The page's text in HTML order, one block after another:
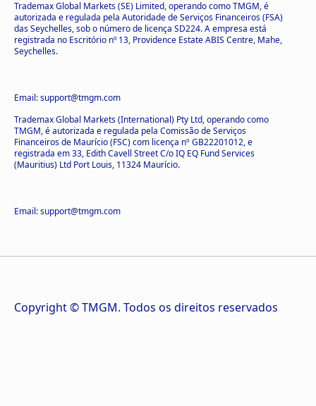
Trademax Global Markets (SE) Limited, operando como TMGM, é
autorizada e regulada pela Autoridade de Serviços Financeiros (FSA)
das Seychelles, sob o número de licença SD224. A empresa está
registrada no Escritório nº 13, Providence Estate ABIS Centre, Mahe,
Seychelles.
Email: support@tmgm.com
Trademax Global Markets (International) Pty Ltd, operando como
TMGM, é autorizada e regulada pela Comissão de Serviços
Financeiros de Maurício (FSC) com licença nº GB22201012, e
registrada em 33, Edith Cavell Street C/o IQ EQ Fund Services
(Mauritius) Ltd Port Louis, 11324 Maurício.
Email: support@tmgm.com
Copyright © TMGM. Todos os direitos reservados